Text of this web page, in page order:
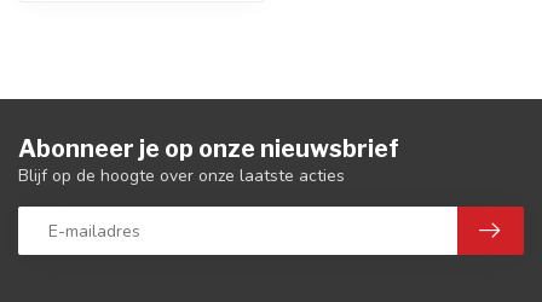
Abonneer je op onze nieuwsbrief
Blijf op de hoogte over onze laatste acties